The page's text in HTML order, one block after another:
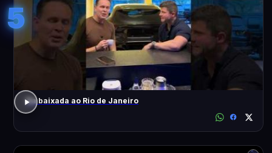
5
Da baixada ao Rio de Janeiro